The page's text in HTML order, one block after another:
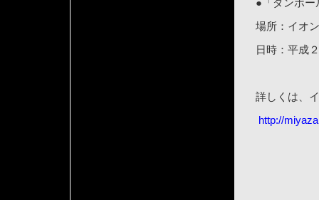
●「ダンボー
場所：イオ
日時：平成
詳しくは、
http://